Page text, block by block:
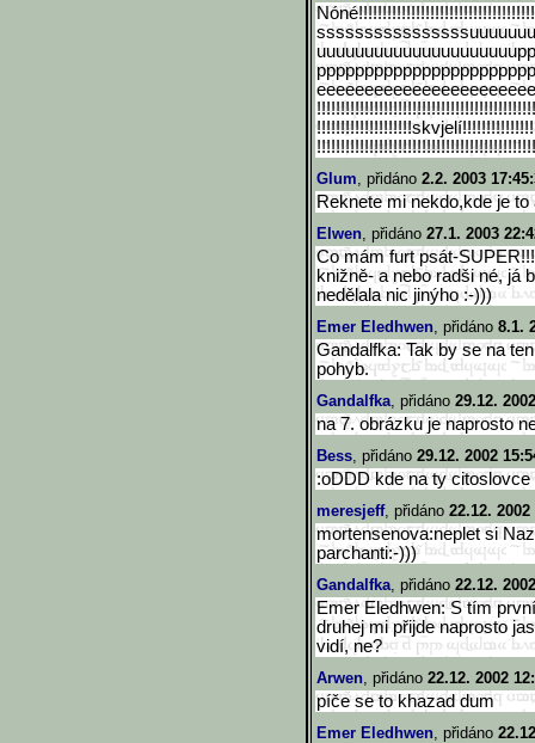
Nóné!!!!!!!!!!!!!!!!!!!!!!!!!!
!!!!!!!!!!!!!!!!!!!!!!!!!!!!!!
!!!!!!!!!!!!!!!!!!!!skvjelí!!!
!!!!!!!!!!!!!!!!!!!!!!!!!!!!!!
Glum, přidáno 2.2. 2003
Reknete mi nekdo,kde je to
Elwen, přidáno 27.1. 2003
Co mám furt psát-
knižně- a nebo radši né, já
nedělala nic jinýho :-)))
Emer Eledhwen, přidáno 8.1.
Gandalfka: Tak by se na
pohyb.
Gandalfka, přidáno 29.12.
na 7. obrázku je naprosto
Bess, přidáno 29.12. 2002
:oDDD kde na ty
meresjeff, přidáno 22.12. 2002
mortensenova:neplet si
parchanti:-)))
Gandalfka, přidáno 22.12.
Emer Eledhwen: S tím
druhej mi přijde naprosto
vidí, ne?
Arwen, přidáno 22.12. 2002
píče se to khazad dum
Emer Eledhwen, přidáno